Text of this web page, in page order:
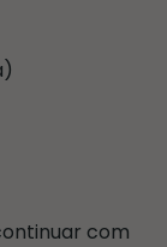
com